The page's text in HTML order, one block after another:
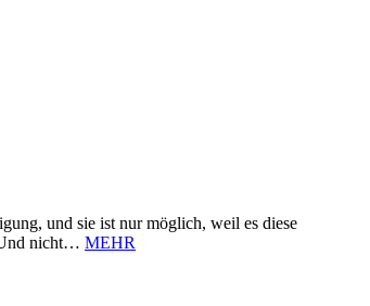
und sie ist nur möglich, weil es diese
nicht… MEHR